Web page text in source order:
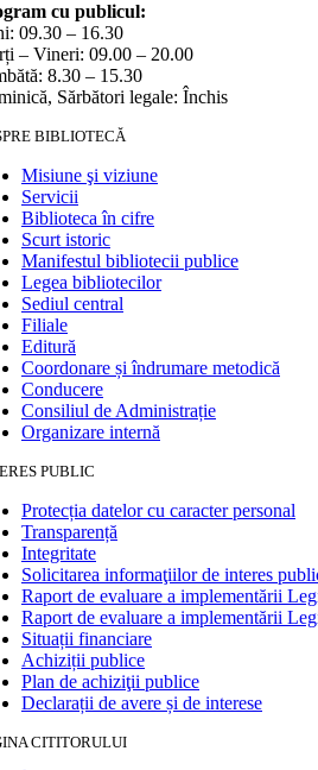
cu publicul:
09.30 – 16.30
– Vineri: 09.00 – 20.00
8.30 – 15.30
Sărbători legale: Închis
BIBLIOTECĂ
Misiune şi viziune
Servicii
Biblioteca în cifre
Scurt istoric
Manifestul bibliotecii publice
Legea bibliotecilor
Sediul central
Filiale
Editură
Coordonare și îndrumare metodică
Conducere
Consiliul de Administrație
Organizare internă
PUBLIC
Protecția datelor cu caracter personal
Transparență
Integritate
Solicitarea informaţiilor de interes
Raport de evaluare a implementării
Raport de evaluare a implementării
Situații financiare
Achiziții publice
Plan de achiziţii publice
Declarații de avere și de interese
CITITORULUI